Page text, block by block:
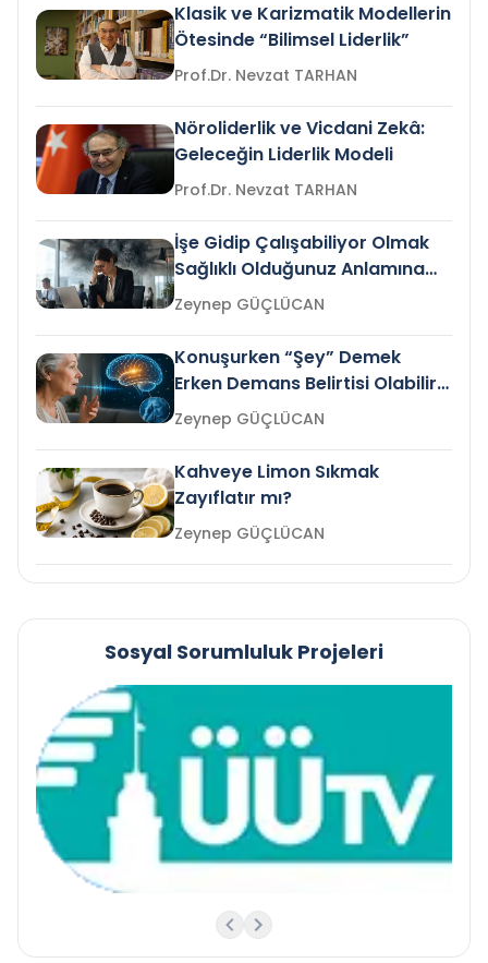
Klasik ve Karizmatik Modellerin
Ötesinde “Bilimsel Liderlik”
Prof.Dr. Nevzat TARHAN
Nöroliderlik ve Vicdani Zekâ:
Geleceğin Liderlik Modeli
Prof.Dr. Nevzat TARHAN
İşe Gidip Çalışabiliyor Olmak
Sağlıklı Olduğunuz Anlamına
Gelir mi?Zeynep GÜÇLÜCAN
Konuşurken “Şey” Demek
Erken Demans Belirtisi Olabilir
mi?
Zeynep GÜÇLÜCAN
Kahveye Limon Sıkmak
Zayıflatır mı?
Zeynep GÜÇLÜCAN
Sosyal Sorumluluk Projeleri